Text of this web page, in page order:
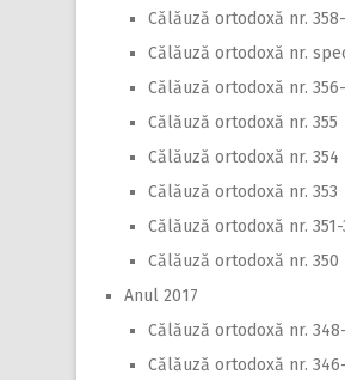
Călăuză ortodoxă nr.
Călăuză ortodoxă nr.
Călăuză ortodoxă nr. 356-
Călăuză ortodoxă nr. 355
Călăuză ortodoxă nr. 354
Călăuză ortodoxă nr. 353
Călăuză ortodoxă nr. 351-
Călăuză ortodoxă nr. 350
Anul 2017
Călăuză ortodoxă nr.
Călăuză ortodoxă nr.